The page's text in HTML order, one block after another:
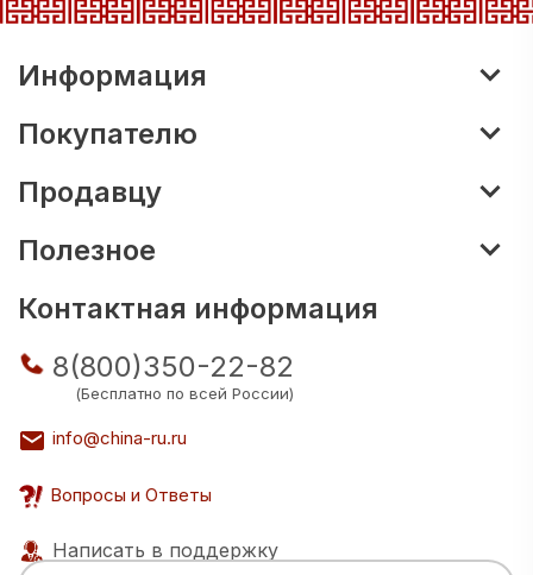
Информация
Покупателю
Продавцу
Полезное
Контактная информация
8(800)350-22-82
(Бесплатно по всей России)
info@china-ru.ru
Вопросы и Ответы
Написать в поддержку